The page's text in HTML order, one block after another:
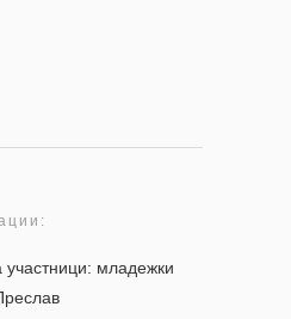
младежки